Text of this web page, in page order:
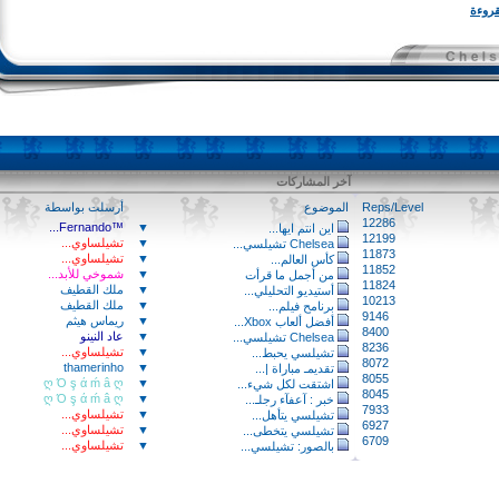
آخر المشاركات
Reps/Level
الموضوع
أرسلت بواسطة
اين انتم ايها...
™Fernando...
Chelsea تشيلسي...
تشيلساوي...
كأس العالم...
تشيلساوي...
من أجمل ما قرأت
شموخي للأبد...
أستيديو التحليلي...
ملك القطيف
برنامح فيلم...
ملك القطيف
أفضل ألعاب Xbox...
ريماس هيثم
Chelsea تشيلسي...
عاد النينو
تشيلسي يحبط...
تشيلساوي...
تقديمـ مباراة |...
thamerinho
اشتقت لكل شيء...
ღ Ό ş ά ḿ â ღ
خبر : آعفآء رجلـ...
ღ Ό ş ά ḿ â ღ
تشيلسي يتأهل...
تشيلساوي...
تشيلسي يتخطى...
تشيلساوي...
بالصور: تشيلسي...
تشيلساوي...